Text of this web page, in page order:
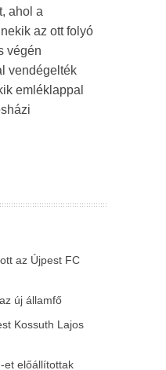
ahol a
az ott folyó
végén
vendégelték
emléklappal
az Újpest FC
új államfő
Kossuth Lajos
et előállítottak